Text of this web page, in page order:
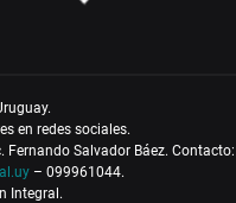
en redes sociales.
Fernando Salvador Báez. Contacto:
– 099961044.
Integral.